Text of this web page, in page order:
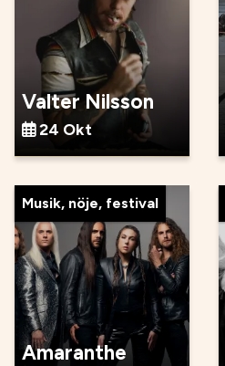
Valter Nilsson
24 Okt
Musik, nöje, festival
Amaranthe